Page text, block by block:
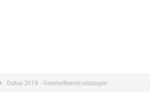
Dubai 2019 - Gedetailleerde uitslagen